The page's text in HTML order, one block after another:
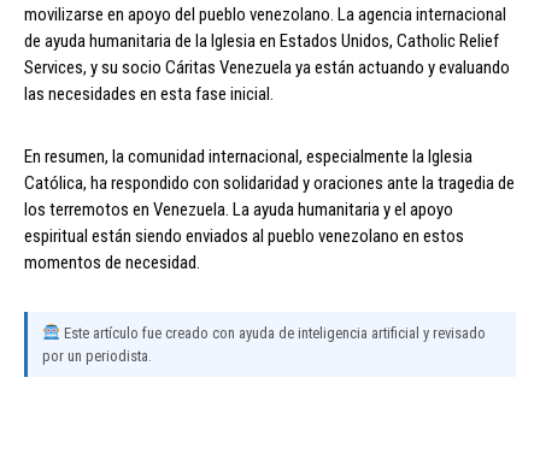
movilizarse en apoyo del pueblo venezolano. La agencia internacional
de ayuda humanitaria de la Iglesia en Estados Unidos, Catholic Relief
Services, y su socio Cáritas Venezuela ya están actuando y evaluando
las necesidades en esta fase inicial.
En resumen, la comunidad internacional, especialmente la Iglesia
Católica, ha respondido con solidaridad y oraciones ante la tragedia de
los terremotos en Venezuela. La ayuda humanitaria y el apoyo
espiritual están siendo enviados al pueblo venezolano en estos
momentos de necesidad.
Este artículo fue creado con ayuda de inteligencia artificial y revisado
por un periodista.